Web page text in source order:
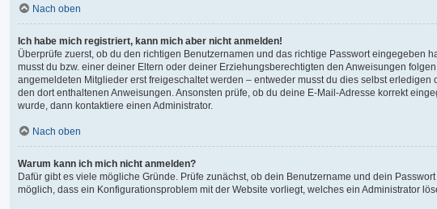
Nach oben
Ich habe mich registriert, kann mich aber nicht anmelden!
Überprüfe zuerst, ob du den richtigen Benutzernamen und das richtige Passwort eingegeben
musst du bzw. einer deiner Eltern oder deiner Erziehungsberechtigten den Anweisungen
angemeldeten Mitglieder erst freigeschaltet werden – entweder musst du dies selbst
den dort enthaltenen Anweisungen. Ansonsten prüfe, ob du deine E-Mail-Adresse korrekt
wurde, dann kontaktiere einen Administrator.
Nach oben
Warum kann ich mich nicht anmelden?
Dafür gibt es viele mögliche Gründe. Prüfe zunächst, ob dein Benutzername und dein
möglich, dass ein Konfigurationsproblem mit der Website vorliegt, welches ein Administrator